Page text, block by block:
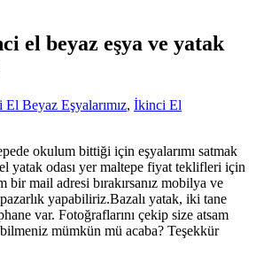
el beyaz eşya ve yatak
Beyaz Eşyalarımız, İkinci El
okulum bittiği için eşyalarımı satmak
yatak odası yer maltepe fiyat teklifleri için
bir mail adresi bırakırsanız mobilya ve
yapabiliriz.Bazalı yatak, iki tane
var. Fotoğraflarını çekip size atsam
mümkün mü acaba? Teşekkür